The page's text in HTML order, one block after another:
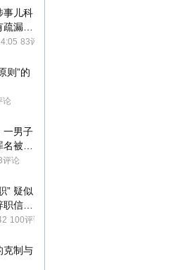
事儿科
漏，
83评论
则”的
论
一男子
被判
无
评论
” 疑似
信流
100评论
克制与